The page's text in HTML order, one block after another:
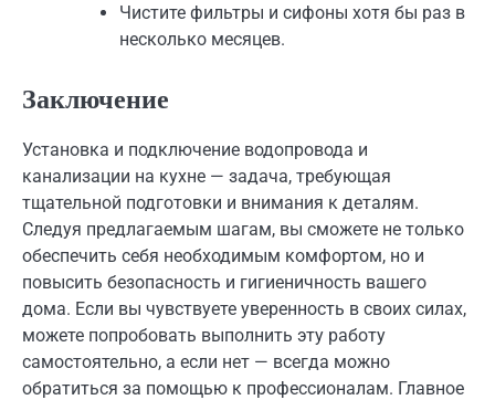
Чистите фильтры и сифоны хотя бы раз в
несколько месяцев.
Заключение
Установка и подключение водопровода и
канализации на кухне — задача, требующая
тщательной подготовки и внимания к деталям.
Следуя предлагаемым шагам, вы сможете не только
обеспечить себя необходимым комфортом, но и
повысить безопасность и гигиеничность вашего
дома. Если вы чувствуете уверенность в своих силах,
можете попробовать выполнить эту работу
самостоятельно, а если нет — всегда можно
обратиться за помощью к профессионалам. Главное